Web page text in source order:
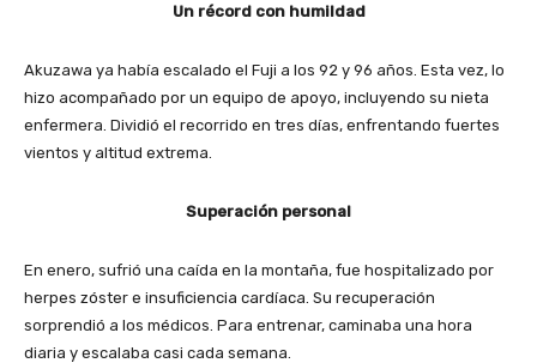
Un récord con humildad
Akuzawa ya había escalado el Fuji a los 92 y 96 años. Esta vez, lo
hizo acompañado por un equipo de apoyo, incluyendo su nieta
enfermera. Dividió el recorrido en tres días, enfrentando fuertes
vientos y altitud extrema.
Superación personal
En enero, sufrió una caída en la montaña, fue hospitalizado por
herpes zóster e insuficiencia cardíaca. Su recuperación
sorprendió a los médicos. Para entrenar, caminaba una hora
diaria y escalaba casi cada semana.